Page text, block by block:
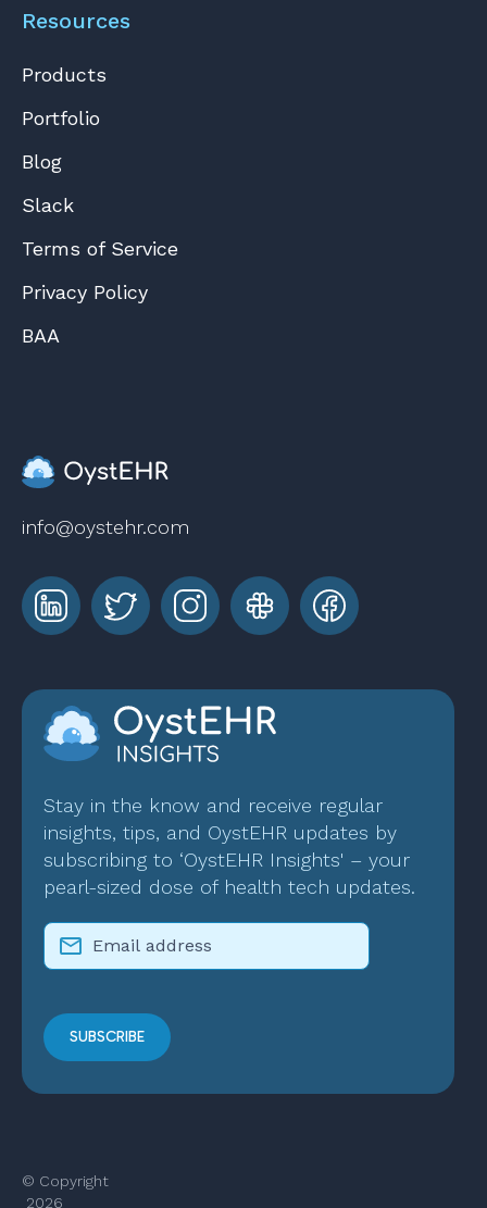
Stay in the know and receive regular
insights, tips, and OystEHR updates by
subscribing to ‘OystEHR Insights' – your
pearl-sized dose of health tech updates.
Resources
Products
Portfolio
Blog
Slack
Terms of Service
Privacy Policy
BAA
info@oystehr.com
© Copyright
2026